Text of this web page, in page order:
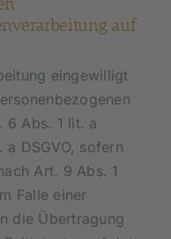
auf
eingewilligt
6 Abs. 1 lit. a
DSGVO, sofern
Art. 9 Abs. 1
Falle einer
die Übertragung